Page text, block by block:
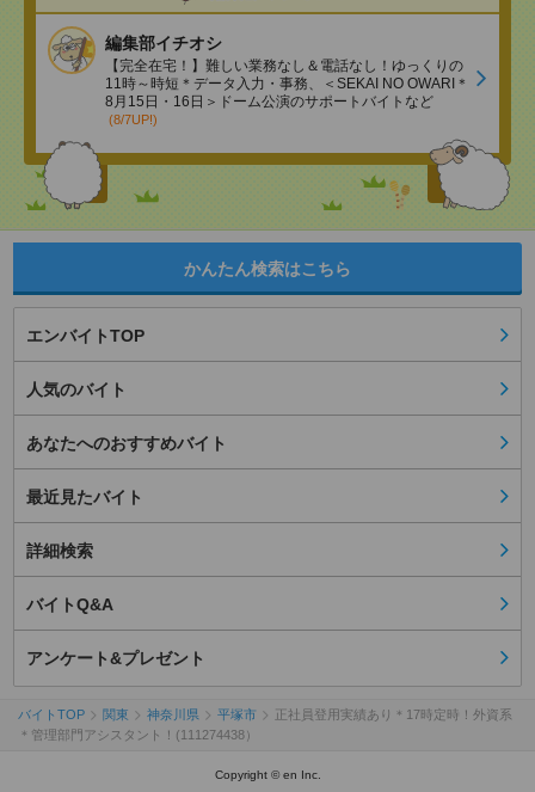
編集部イチオシ
【完全在宅！】難しい業務なし＆電話なし！ゆっくりの
11時～時短＊データ入力・事務、＜SEKAI NO OWARI＊
8月15日・16日＞ドーム公演のサポートバイトなど
(8/7UP!)
かんたん検索はこちら
エンバイトTOP
人気のバイト
あなたへのおすすめバイト
最近見たバイト
詳細検索
バイトQ&A
アンケート&プレゼント
バイトTOP 関東 神奈川県 平塚市
正社員登用実績あり＊17時定時！外資系
＊管理部門アシスタント！(111274438）
Copyright © en Inc.